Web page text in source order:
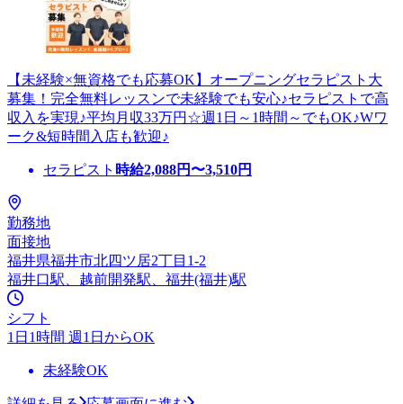
【未経験×無資格でも応募OK】オープニングセラピスト大
募集！完全無料レッスンで未経験でも安心♪セラピストで高
収入を実現♪平均月収33万円☆週1日～1時間～でもOK♪Wワ
ーク&短時間入店も歓迎♪
セラピスト 時給2,088円〜3,510円
勤務地
面接地
福井県福井市北四ツ居2丁目1-2
福井口駅、越前開発駅、福井(福井)駅
シフト
1日1時間 週1日からOK
未経験OK